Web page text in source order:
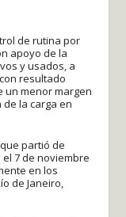
de rutina por
apoyo de la
y usados, a
resultado
un menor margen
la carga en
partió de
7 de noviembre
en los
de Janeiro,